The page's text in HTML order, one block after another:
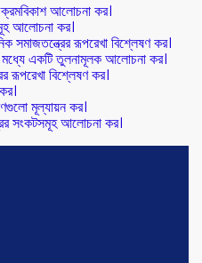
আলোচনা কর।
আলোচনা কর।
সমাজতন্ত্রের রূপরেখা বিশ্লেষণ কর।
মধ্যে একটি তুলনামূলক আলোচনা কর।
রূপরেখা বিশ্লেষণ কর।
মূল্যায়ন কর।
সংকটসমূহ আলোচনা কর।